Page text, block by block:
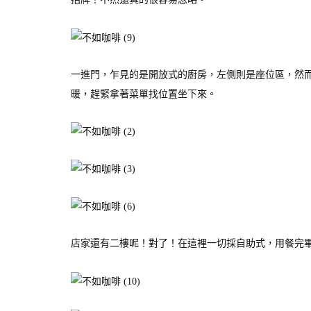
一進門，乍見的是開放式的廚房，左側則是座位區，
暖，趕緊拿著菜單找位置坐下來。
店家還有二樓呢！對了！在這裡一切採自助式，用餐完